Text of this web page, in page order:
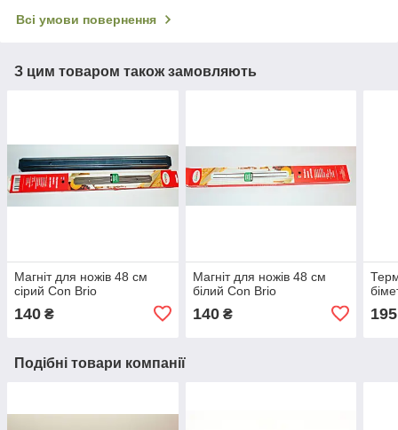
Всі умови повернення
З цим товаром також замовляють
Магніт для ножів 48 см
сірий Con Brio
140 ₴
Магніт для ножів 48 см
білий Con Brio
140₴ 195
Подібні товари компанії